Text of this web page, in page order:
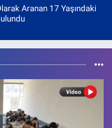
Aranan 17 Yaşındaki